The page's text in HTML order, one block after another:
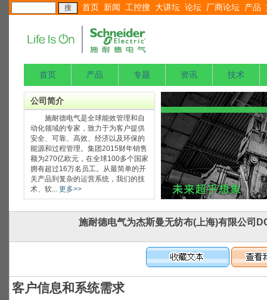
首页 新闻 工控搜 大讲坛 论坛 厂商论坛 产品
首页 产品 专题 资讯 技术
公司简介
施耐德电气是全球能效管理和自
动化领域的专家，致力于为客户提供
安全、可靠、高效、经济以及环保的
能源和过程管理。集团2015财年销售
额为270亿欧元，在全球100多个国家
拥有超过16万名员工。从最简单的开
关产品到复杂的运营系统，我们的技
术、软... 更多>>
施耐德电气为杰斯曼无纺布(上海)有限公司
客户信息和系统需求